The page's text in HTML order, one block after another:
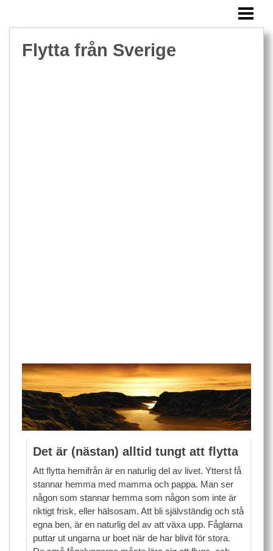
FLYTTA UTOMLANDS MED BARN
Flytta från Sverige
Det är (nästan) alltid tungt att flytta
Att flytta hemifrån är en naturlig del av livet. Ytterst få
stannar hemma med mamma och pappa. Man ser
någon som stannar hemma som någon som inte är
riktigt frisk, eller hälsosam. Att bli självständig och stå
egna ben, är en naturlig del av att växa upp. Fåglarna
puttar ut ungarna ur boet när de har blivit för stora.